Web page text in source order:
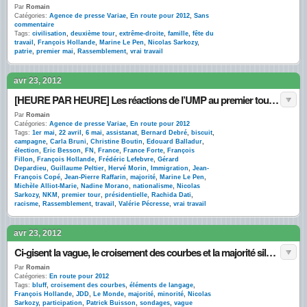
Par Romain
Catégories: Agence de presse Variae, En route pour 2012, Sans
commentaire
Tags: civilisation, deuxième tour, extrême-droite, famille, fête du
travail , François Hollande, Marine Le Pen, Nicolas Sarkozy,
patrie, premier mai, Rassemblement, vrai travail
avr 23, 2012
[HEURE PAR HEURE] Les réactions de l’UMP au premier tour sur Twitter
Par Romain
Catégories: Agence de presse Variae, En route pour 2012
Tags: 1er mai, 22 avril , 6 mai, assistanat, Bernard Debré, biscuit,
campagne, Carla Bruni, Christine Boutin, Edouard Balladur,
élection, Eric Besson, FN , France, France Forte, François
Fillon, François Hollande, Frédéric Lefebvre, Gérard
Depardieu, Guillaume Peltier, Hervé Morin, Immigration, Jean-
François Copé, Jean-Pierre Raffarin, majorité, Marine Le Pen,
Michèle Alliot-Marie, Nadine Morano, nationalisme, Nicolas
Sarkozy, NKM , premier tour, présidentielle, Rachida Dati,
racisme, Rassemblement, travail , Valérie Pécresse, vrai travail
avr 23, 2012
Ci-gisent la vague, le croisement des courbes et la majorité silencieuse
Par Romain
Catégories: En route pour 2012
Tags: bluff, croisement des courbes, éléments de langage,
François Hollande, JDD, Le Monde, majorité, minorité, Nicolas
Sarkozy, participation, Patrick Buisson, sondages, vague